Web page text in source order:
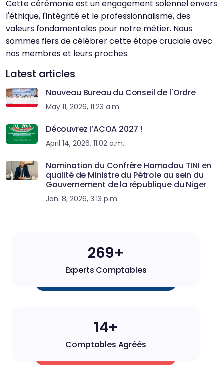
Cette cérémonie est un engagement solennel envers
l'éthique, l'intégrité et le professionnalisme, des
valeurs fondamentales pour notre métier. Nous
sommes fiers de célébrer cette étape cruciale avec
nos membres et leurs proches.
Latest articles
Nouveau Bureau du Conseil de l'Ordre
May 11, 2026, 11:23 a.m.
Découvrez l’ACOA 2027 !
April 14, 2026, 11:02 a.m.
Nomination du Confrère Hamadou TINI en
qualité de Ministre du Pétrole au sein du
Gouvernement de la république du Niger
Jan. 8, 2026, 3:13 p.m.
270+
Experts Comptables
14+
Comptables Agréés